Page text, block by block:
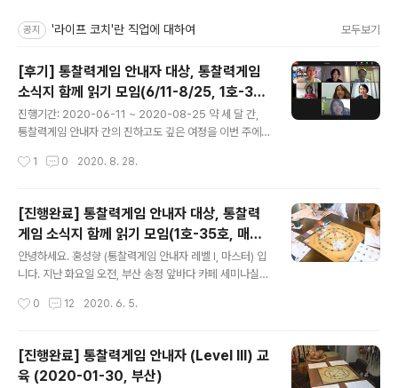
공지 '라이프 코치'란 직업에 대하여 모두보기
[후기] 통찰력게임 안내자 대상, 통찰력게임
소식지 함께 읽기 모임(6/11-8/25, 1호-38
호)을 마무리 지으며(2020-08-25)
진행기간: 2020-06-11 ~ 2020-08-25 약 세 달 간,
통찰력게임 안내자 간의 진하고도 깊은 여정을 이번 주에
더니, 어느 새 정이 들었는지 아직도 그 여운이 제 가슴 한
택하느냐에 따라 우리가 만나는 사람들이 달라집니다. 이
라는 화두로 만난 우리는 개인으로서는 자신의 삶을 더 잘
살아보고 싶어하는 사람들, 안내자로서는 우리가 만나는
사람들의 삶을 올곧이 잘 돕고 싶어하는 사람들이었습니
다. 본 읽기모임은 제게 과정을 이수하고 안내자가 되신 분
져가셨음 하는 마음으로 만든 자발적 공부 모임이었습니
1 0 2020. 8. 28.
[진행완료] 통찰력게임 안내자 대상, 통찰력
게임 소식지 함께 읽기 모임(1호-35호, 매주
화요일 20:30-21:30, Zoom)
안녕하세요. 홍성향 (통찰력게임 안내자 레벨 I, 마스터) 입
니다. 지난 화요일 오전, 부산 송정 앞바다 카페 세미나실에
게 되었습니다. 이미 제게 작년에 교육 받으신 2분의 안내
되신 셈이 되었었지요. 이번에 부산에서, 여수에서, 대구에
서 오신 3분의 지난 몇 개월 간 통찰력게임 안내 실습 여정
을 지켜보며, 교육을 진행한 저에겐 새로운 화두가 생겼지
0 12 2020. 6. 5.
[진행완료] 통찰력게임 안내자 (Level III) 교
육 (2020-01-30, 부산)